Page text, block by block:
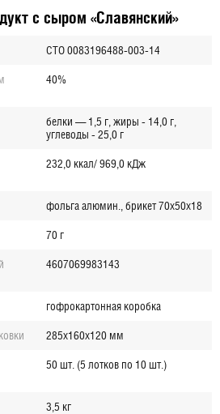
с сыром «Славянский»
СТО 0083196488-003-14
40%
белки — 1,5 г, жиры - 14,0 г,
углеводы - 25,0 г
232,0 ккал/ 969,0 кДж
фольга алюмин., брикет 70х50х18
70 г
4607069983143
гофрокартонная коробка
285х160х120 мм
50 шт. (5 лотков по 10 шт.)
3,5 кг